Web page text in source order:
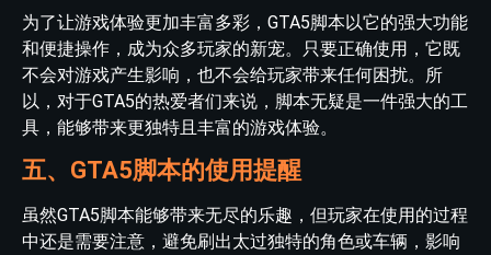
为了让游戏体验更加丰富多彩，GTA5脚本以它的强大功能
和便捷操作，成为众多玩家的新宠。只要正确使用，它既
不会对游戏产生影响，也不会给玩家带来任何困扰。所
以，对于GTA5的热爱者们来说，脚本无疑是一件强大的工
具，能够带来更独特且丰富的游戏体验。
五、GTA5脚本的使用提醒
虽然GTA5脚本能够带来无尽的乐趣，但玩家在使用的过程
中还是需要注意，避免刷出太过独特的角色或车辆，影响